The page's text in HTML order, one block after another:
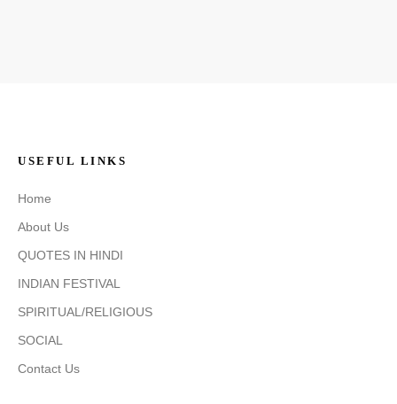
USEFUL LINKS
Home
About Us
QUOTES IN HINDI
INDIAN FESTIVAL
SPIRITUAL/RELIGIOUS
SOCIAL
Contact Us